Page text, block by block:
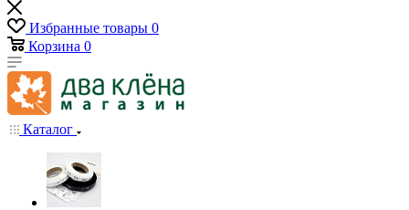
Избранные товары 0
Корзина 0
Каталог